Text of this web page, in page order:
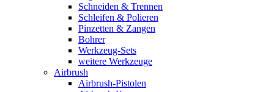
Schneiden & Trennen
Schleifen & Polieren
Pinzetten & Zangen
Bohrer
Werkzeug-Sets
weitere Werkzeuge
Airbrush
Airbrush-Pistolen